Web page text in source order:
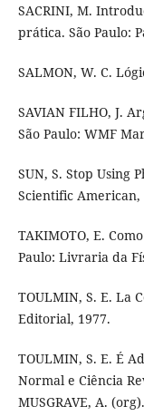
SACRINI, M.
prática. São Paulo:
SALMON, W. C.
SAVIAN FILHO, J.
São Paulo: WMF
SUN, S. Stop Using
Scientific American,
TAKIMOTO, E.
Paulo: Livraria da
TOULMIN, S. E. La
Editorial, 1977.
TOULMIN, S. E. É
Normal e Ciência
MUSGRAVE, A.